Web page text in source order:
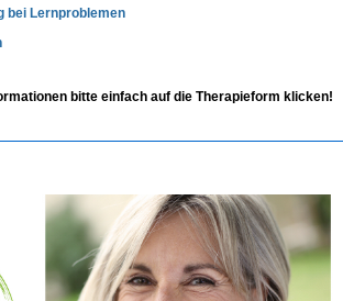
bei Lernproblemen
bitte einfach auf die Therapieform klicken!